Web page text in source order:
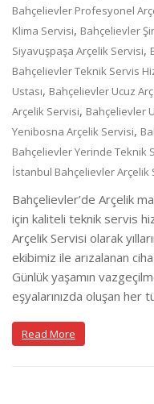
Bahçelievler Profesyonel
Klima Servisi, Bahçelievler
Siyavuşpaşa Arçelik Servisi,
Bahçelievler Teknik Servis
Ustası, Bahçelievler Ucuz
Arçelik Servisi, Bahçelievler
Yenibosna Arçelik Servisi,
Bahçelievler Yerinde Teknik
İstanbul Bahçelievler Arçelik
Bahçelievler’de Arçelik
için kaliteli teknik servis
Arçelik Servisi olarak
ekibimiz ile arızalanan
Günlük yaşamın
eşyalarınızda oluşan her
Read More